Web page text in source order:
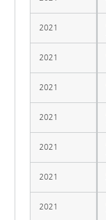
2021
2021
2021
2021
2021
2021
2021